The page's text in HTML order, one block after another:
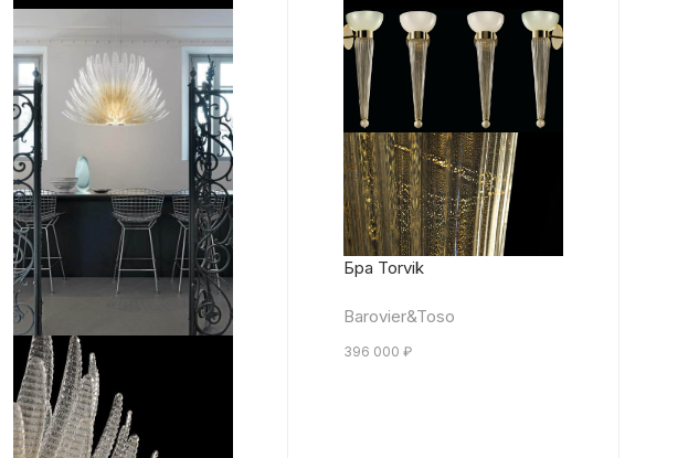
Бра Torvik
Barovier&Toso
396 000 ₽